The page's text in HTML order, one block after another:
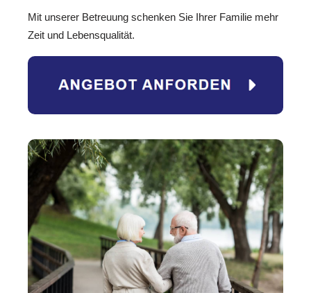
Mit unserer Betreuung schenken Sie Ihrer Familie mehr
Zeit und Lebensqualität.